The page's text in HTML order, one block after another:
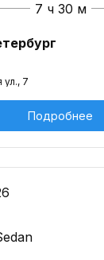
7 ч 30 м
ул., 7
Подробнее